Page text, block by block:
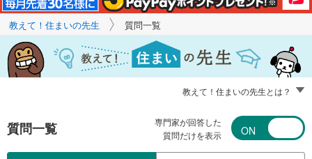
教えて！住まいの先生 質問一覧
教えて！住まいの先生とは？
質問一覧
専門家が回答した
質問だけを表示